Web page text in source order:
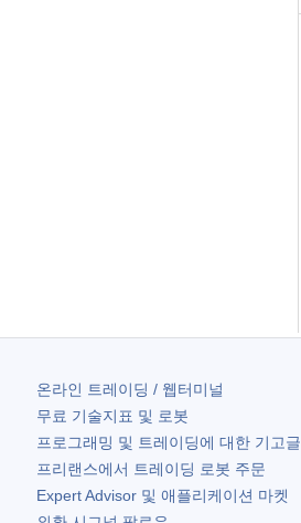
온라인 트레이딩 / 웹터미널
무료 기술지표 및 로봇
프로그래밍 및 트레이딩에 대한 기고글
프리랜스에서 트레이딩 로봇 주문
Expert Advisor 및 애플리케이션 마켓